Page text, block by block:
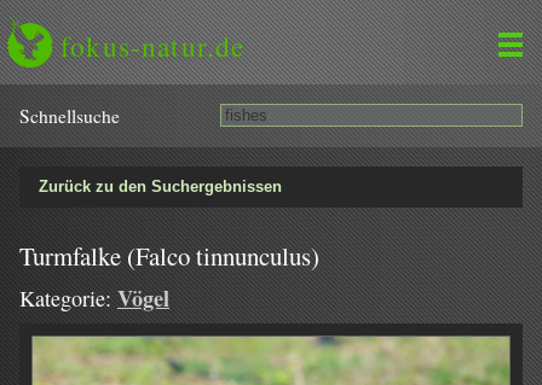
fokus-natur.de
Schnell­suche
Zurück zu den Suchergebnissen
Turmfalke (Falco tinnunculus)
Kategorie: Vögel